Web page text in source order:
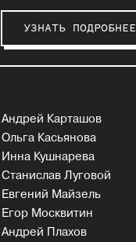
УЗНАТЬ ПОДРОБНЕЕ
Андрей Карташов
Ольга Касьянова
Инна Кушнарева
Станислав Луговой
Евгений Майзель
Егор Москвитин
Андрей Плахов